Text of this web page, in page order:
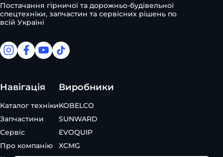
Постачання гірничої та дорожньо-будівельної
спецтехніки, запчастин та сервісних рішень по
всій Україні
facebookfacebook
youtubetiktok
Навігація
Каталог техніки
Запчастини
Сервіс
Про компанію
Виробники
KOBELCO
SUNWARD
EVOQUIP
XCMG